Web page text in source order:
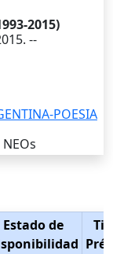
2015)
. --
POESIA
Estado de